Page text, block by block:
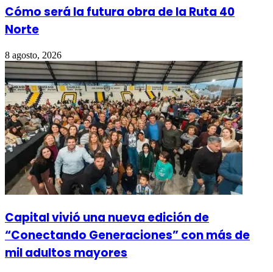
Cómo será la futura obra de la Ruta 40
Norte
8 agosto, 2026
Capital vivió una nueva edición de
“Conectando Generaciones” con más de
mil adultos mayores